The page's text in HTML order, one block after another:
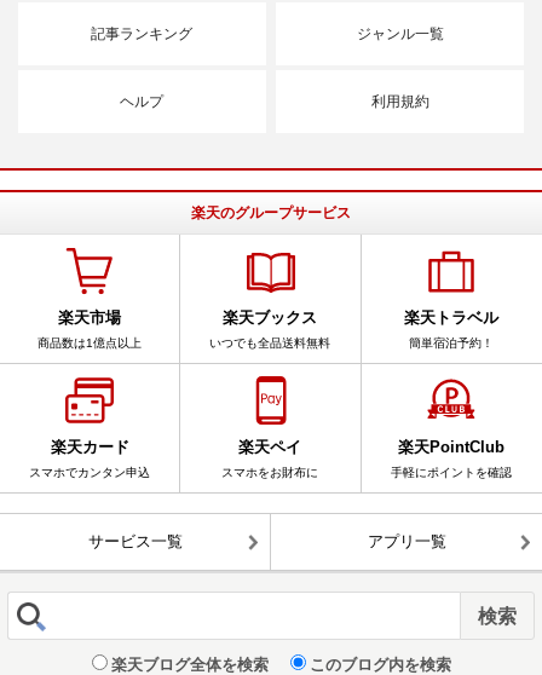
記事ランキング ジャンル一覧
ヘルプ 利用規約
楽天のグループサービス
楽天市場
商品数は1億点以上
楽天ブックス
いつでも全品送料無料
楽天トラベル
簡単宿泊予約！
楽天カード
スマホでカンタン申込
楽天ペイ
スマホをお財布に
楽天PointClub
手軽にポイントを確認
サービス一覧 アプリ一覧
楽天ブログ全体を検索 このブログ内を検索